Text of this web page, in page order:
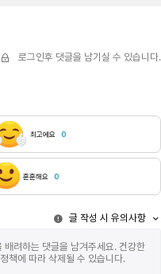
로그인후 댓글을 남기실 수 있습니다.
최고에요 0
훈훈해요 0
글 작성 시 유의사항